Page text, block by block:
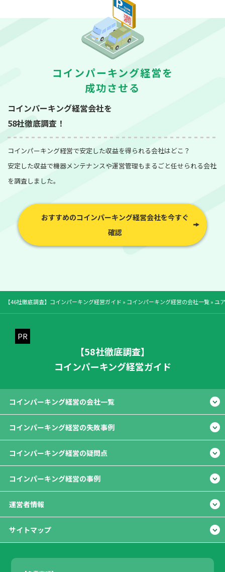
コインパーキング経営を
成功させる
コインパーキング経営会社を
58社徹底調査！
コインパーキング経営で安定した収益を得られる会社はどこ？
安定した収益で機器メンテナンスや運営管理もまるごと任せられる会社
を調査しました。
おすすめのコインパーキング経営会社を今すぐ
確認
【46社徹底調査】コインパーキング経営ガイド » コインパーキング経営の会社一覧» ユ
【58社徹底調査】
コインパーキング経営ガイド
コインパーキング経営の会社一覧
コインパーキング経営の失敗事例
コインパーキング経営の疑問点
コインパーキング経営の事例
運営者情報
サイトマップ